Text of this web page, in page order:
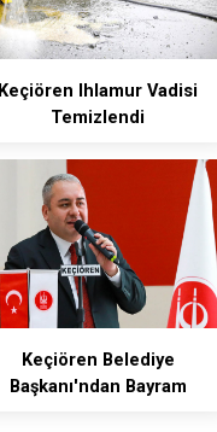
Keçiören Ihlamur Vadisi
Temizlendi
Keçiören Belediye
Başkanı'ndan Bayram